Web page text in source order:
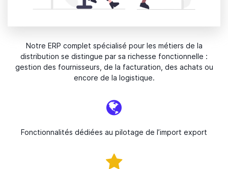
Notre ERP complet spécialisé pour les métiers de la
distribution se distingue par sa richesse fonctionnelle :
gestion des fournisseurs, de la facturation, des achats ou
encore de la logistique.
Fonctionnalités dédiées au pilotage de l’import export